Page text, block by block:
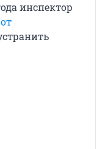
инспектор